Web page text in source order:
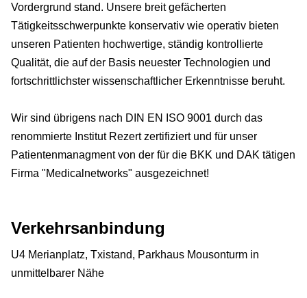
Vordergrund stand. Unsere breit gefächerten
Tätigkeitsschwerpunkte konservativ wie operativ bieten
unseren Patienten hochwertige, ständig kontrollierte
Qualität, die auf der Basis neuester Technologien und
fortschrittlichster wissenschaftlicher Erkenntnisse beruht.
Wir sind übrigens nach DIN EN ISO 9001 durch das
renommierte Institut Rezert zertifiziert und für unser
Patientenmanagment von der für die BKK und DAK tätigen
Firma "Medicalnetworks" ausgezeichnet!
Verkehrsanbindung
U4 Merianplatz, Txistand, Parkhaus Mousonturm in
unmittelbarer Nähe